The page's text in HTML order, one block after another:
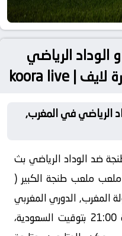
الوداد الرياضي
الرياضي في المغرب,
ضد الوداد الرياضي بث
2026-06-03 على ملعب ملعب طنجة الكبير (
الدوري المغربي
صافرة البداية ستعلو عند الساعة 21:00 بتوقيت السعودية،